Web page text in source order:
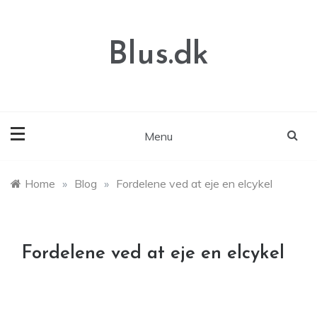
Blus.dk
Menu
Home » Blog » Fordelene ved at eje en elcykel
Fordelene ved at eje en elcykel